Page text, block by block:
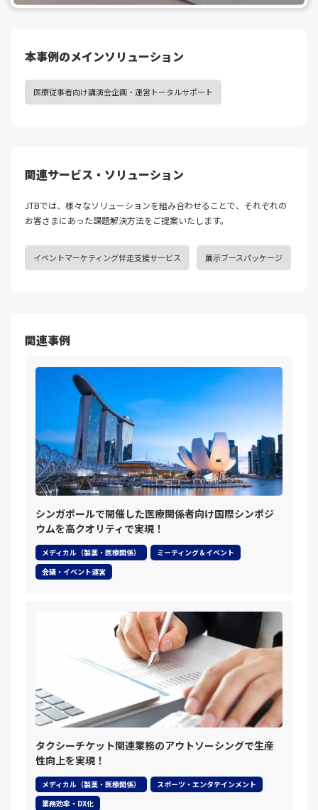
本事例のメインソリューション
医療従事者向け講演会企画・運営トータルサポート
関連サービス・ソリューション
JTBでは、様々なソリューションを組み合わせることで、それぞれの
お客さまにあった課題解決⽅法をご提案いたします。
イベントマーケティング伴走支援サービス 展示ブースパッケージ
関連事例
シンガポールで開催した医療関係者向け国際シンポジ
ウムを高クオリティで実現！
メディカル（製薬・医療関係）
ミーティング＆イベント
会議・イベント運営
タクシーチケット関連業務のアウトソーシングで生産
性向上を実現！
メディカル（製薬・医療関係）
スポーツ・エンタテインメント
業務効率・DX化